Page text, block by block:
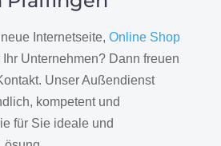
Internetseite, Online Shop
Unternehmen? Dann freuen
Unser Außendienst
kompetent und
für Sie ideale und